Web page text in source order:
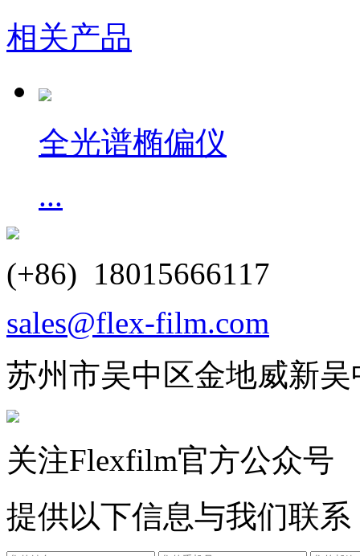
相关产品
全光谱椭偏仪
...
(+86) 18015666117
sales@flex-film.com
苏州市吴中区金地威新
关注Flexfilm官方公众号
提供以下信息与我们联